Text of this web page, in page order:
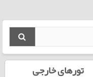
تورهای خارجی